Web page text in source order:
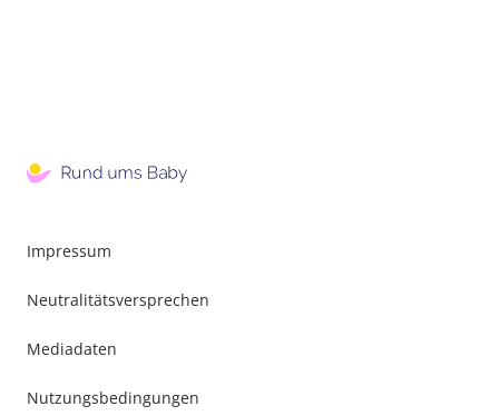
Impressum
Neutralitätsversprechen
Mediadaten
Nutzungsbedingungen